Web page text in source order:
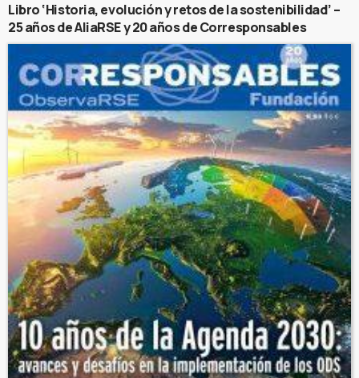
Libro ‘Historia, evolución y retos de la sostenibilidad’ –
25 años de AliaRSE y 20 años de Corresponsables